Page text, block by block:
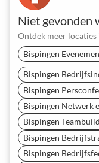
Niet gevonden
Ontdek meer locaties
Bispingen
Bispingen
Bispingen
Bispingen Netwerk
Bispingen
Bispingen
Bispingen